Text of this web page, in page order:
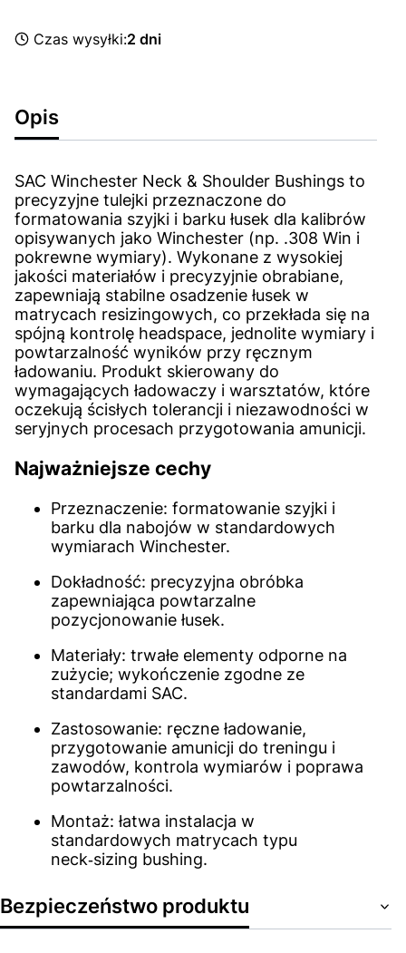
Czas wysyłki:2 dni
Opis
SAC Winchester Neck & Shoulder Bushings to
precyzyjne tulejki przeznaczone do
formatowania szyjki i barku łusek dla kalibrów
opisywanych jako Winchester (np. .308 Win i
pokrewne wymiary). Wykonane z wysokiej
jakości materiałów i precyzyjnie obrabiane,
zapewniają stabilne osadzenie łusek w
matrycach resizingowych, co przekłada się na
spójną kontrolę headspace, jednolite wymiary i
powtarzalność wyników przy ręcznym
ładowaniu. Produkt skierowany do
wymagających ładowaczy i warsztatów, które
oczekują ścisłych tolerancji i niezawodności w
seryjnych procesach przygotowania amunicji.
Najważniejsze cechy
Przeznaczenie: formatowanie szyjki i
barku dla nabojów w standardowych
wymiarach Winchester.
Dokładność: precyzyjna obróbka
zapewniająca powtarzalne
pozycjonowanie łusek.
Materiały: trwałe elementy odporne na
zużycie; wykończenie zgodne ze
standardami SAC.
Zastosowanie: ręczne ładowanie,
przygotowanie amunicji do treningu i
zawodów, kontrola wymiarów i poprawa
powtarzalności.
Montaż: łatwa instalacja w
standardowych matrycach typu
neck‑sizing bushing.
Bezpieczeństwo produktu